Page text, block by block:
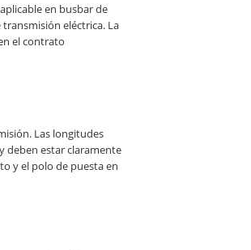
en busbar de
eléctrica. La
el contrato
Las longitudes
deben estar claramente
y el polo de puesta en